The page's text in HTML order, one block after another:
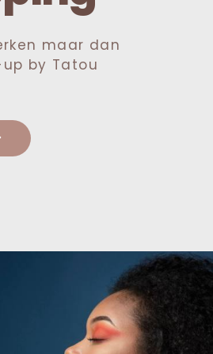
maar dan
by Tatou